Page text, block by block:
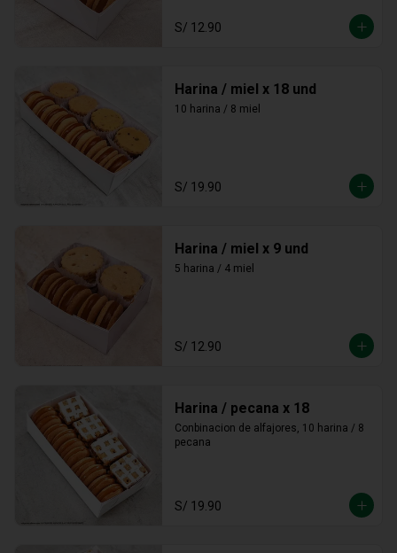
S/ 12.90
Harina / miel x 18 und
10 harina / 8 miel
S/ 19.90
Harina / miel x 9 und
5 harina / 4 miel
S/ 12.90
Harina / pecana x 18
Conbinacion de alfajores, 10 harina / 8
pecana
S/ 19.90